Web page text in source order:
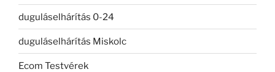
duguláselhárítás 0-24
duguláselhárítás Miskolc
Ecom Testvérek